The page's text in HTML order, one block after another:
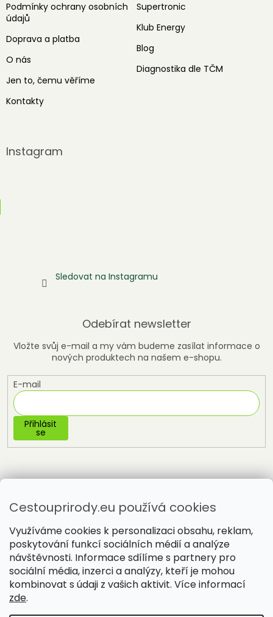
Cestouprirody.eu používá cookies
Využíváme cookies k personalizaci obsahu, reklam,
poskytování funkcí sociálních médií a analýze
návštěvnosti. Informace sdílíme s partnery pro
sociální média, inzerci a analýzy, kteří je mohou
kombinovat s údaji z vašich aktivit. Více informací
zde.
Podmínky ochrany osobních
údajů
Doprava a platba
O nás
Jen to, čemu věříme
Kontakty
Supertronic
Klub Energy
Blog
Diagnostika dle TČM
Instagram
Sledovat na Instagramu
Odebírat newsletter
Vložte svůj e-mail a my vám budeme zasílat informace o
nových produktech na našem e-shopu.
E-mail
Přihlásit
se
Vytvořil Shoptet
Copyright 2026